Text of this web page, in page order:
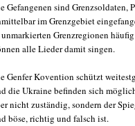
Gefangenen sind Grenzsoldaten,
im Grenzgebiet
Grenzregionen
alle Lieder damit singen.
Genfer Kovention schützt
die Ukraine befinden sich
nicht zuständig, sondern der
böse, richtig und falsch ist.